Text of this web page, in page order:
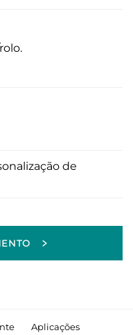
de
Aplicações